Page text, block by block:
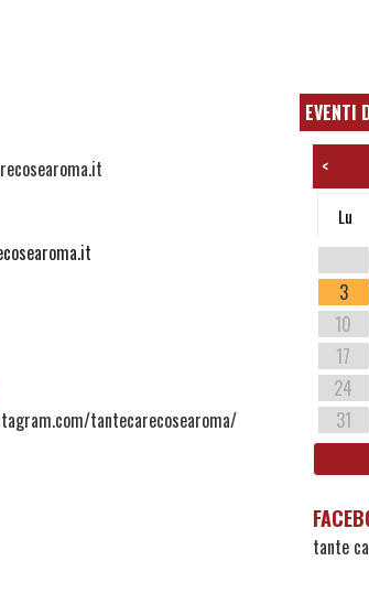
tantecarecosearoma/
EVENTI
<
Lu
3
10
17
24
31
tante